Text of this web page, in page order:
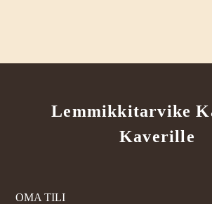
Lemmikkitarvike
Kaverille
OMA TILI